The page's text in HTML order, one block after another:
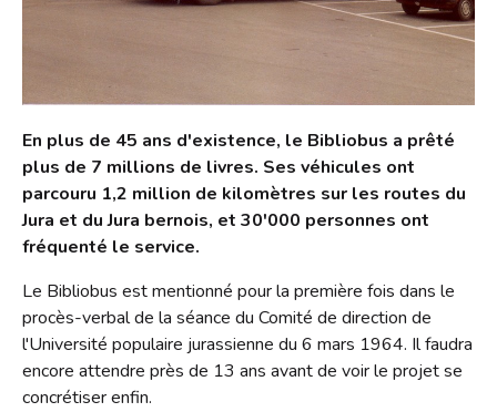
Livres numériques
Mangas
Lire autrement
Propositions d'achat
Pour les classes
Tarifs
Dons de livres
HORAIRES
Présentation
Actualités
Newsletter
Missions
Anecdotes
L'équipe
Rapports d'activités
Galerie
Photos
Vidéos
Revue de presse
Radio
Bricolage
Ensemble !
En plus de 45 ans d'existence, le Bibliobus a prêté
plus de 7 millions de livres. Ses véhicules ont
parcouru 1,2 million de kilomètres sur les routes du
Jura et du Jura bernois, et 30'000 personnes ont
fréquenté le service.
Le Bibliobus est mentionné pour la première fois dans le
procès-verbal de la séance du Comité de direction de
l'Université populaire jurassienne du 6 mars 1964. Il faudra
encore attendre près de 13 ans avant de voir le projet se
concrétiser enfin.